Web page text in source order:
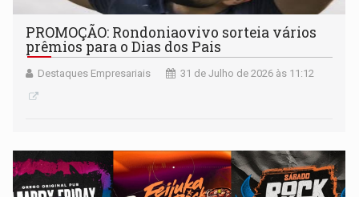
PROMOÇÃO: Rondoniaovivo sorteia vários
prêmios para o Dias dos Pais
Destaques Empresariais 31 de Julho de 2026 às 11:12